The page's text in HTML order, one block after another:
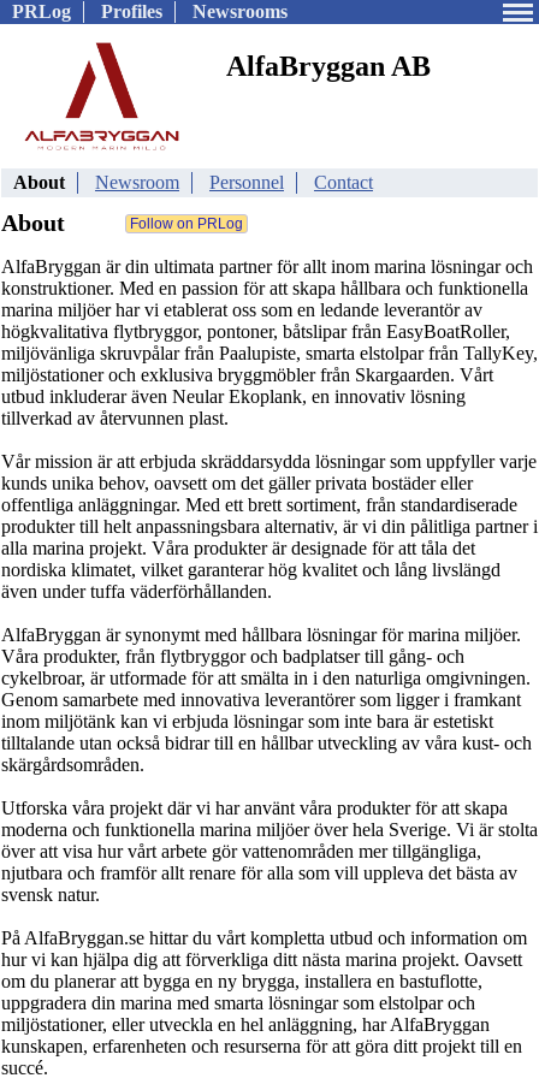
PRLog Profiles Newsrooms
AlfaBryggan AB
About Newsroom Personnel Contact
About
AlfaBryggan är din ultimata partner för allt inom marina lösningar och
konstruktioner. Med en passion för att skapa hållbara och funktionella
marina miljöer har vi etablerat oss som en ledande leverantör av
högkvalitativa flytbryggor, pontoner, båtslipar från EasyBoatRoller,
miljövänliga skruvpålar från Paalupiste, smarta elstolpar från TallyKey,
miljöstationer och exklusiva bryggmöbler från Skargaarden. Vårt
utbud inkluderar även Neular Ekoplank, en innovativ lösning
tillverkad av återvunnen plast.
Vår mission är att erbjuda skräddarsydda lösningar som uppfyller varje
kunds unika behov, oavsett om det gäller privata bostäder eller
offentliga anläggningar. Med ett brett sortiment, från standardiserade
produkter till helt anpassningsbara alternativ, är vi din pålitliga partner i
alla marina projekt. Våra produkter är designade för att tåla det
nordiska klimatet, vilket garanterar hög kvalitet och lång livslängd
även under tuffa väderförhållanden.
AlfaBryggan är synonymt med hållbara lösningar för marina miljöer.
Våra produkter, från flytbryggor och badplatser till gång- och
cykelbroar, är utformade för att smälta in i den naturliga omgivningen.
Genom samarbete med innovativa leverantörer som ligger i framkant
inom miljötänk kan vi erbjuda lösningar som inte bara är estetiskt
tilltalande utan också bidrar till en hållbar utveckling av våra kust- och
skärgårdsområden.
Utforska våra projekt där vi har använt våra produkter för att skapa
moderna och funktionella marina miljöer över hela Sverige. Vi är stolta
över att visa hur vårt arbete gör vattenområden mer tillgängliga,
njutbara och framför allt renare för alla som vill uppleva det bästa av
svensk natur.
På AlfaBryggan.se hittar du vårt kompletta utbud och information om
hur vi kan hjälpa dig att förverkliga ditt nästa marina projekt. Oavsett
om du planerar att bygga en ny brygga, installera en bastuflotte,
uppgradera din marina med smarta lösningar som elstolpar och
miljöstationer, eller utveckla en hel anläggning, har AlfaBryggan
kunskapen, erfarenheten och resurserna för att göra ditt projekt till en
succé.